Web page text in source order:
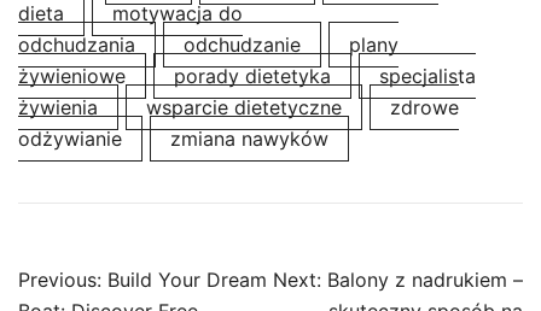
dieta
motywacja do
odchudzania
odchudzanie
plany
żywieniowe
porady dietetyka
specjalista
żywienia
wsparcie dietetyczne
zdrowe
odżywianie
zmiana nawyków
Post
Previous: Build Your Dream Next: Balony z nadrukiem –